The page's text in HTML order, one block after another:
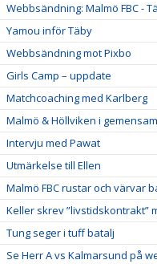
Webbsändning: Malmö FBC -
Yamou inför Täby
Webbsändning mot Pixbo
Girls Camp – uppdate
Matchcoaching med Karlberg
Malmö & Höllviken i
Intervju med Pawat
Utmärkelse till Ellen
Malmö FBC rustar och värvar
Keller skrev ”livstidskontrakt”
Tung seger i tuff batalj
Se Herr A vs Kalmarsund på